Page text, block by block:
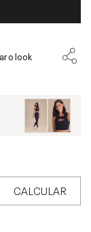
o look
CALCULAR